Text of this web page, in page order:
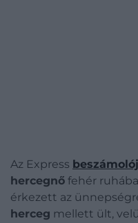
Az Express
hercegnő fehér
érkezett az
herceg mellett ült,